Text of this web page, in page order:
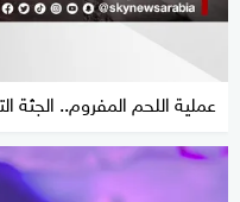
عملية اللحم المفروم.. الجثة